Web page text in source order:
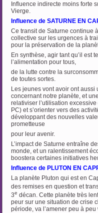
Influence indirecte moins forte
Vierge.
Influence de SATURNE EN
Ce transit de Saturne continue
collective sur les urgences à
pour la préservation de la
En synthèse, agir tant qu’il est
l’alimentation pour tous,
de la lutte contre la
de toutes sortes.
Les jeunes vont avoir ont
concernant notre planète, et
relativiser l’utilisation
PC) et s’orienter vers des
développant des nouvelles
prometteuse
pour leur avenir.
L’impact de Saturne entraîne
monde, et un ralentissement
boostera certaines initiatives
Influence de PLUTON EN
La planète Pluton qui est en
des remises en question et
3e décan. Cette planète très
peur sur une situation de crise
période, va l’amener peu à